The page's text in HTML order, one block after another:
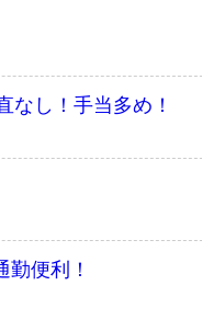
なし！手当多め！
便利！